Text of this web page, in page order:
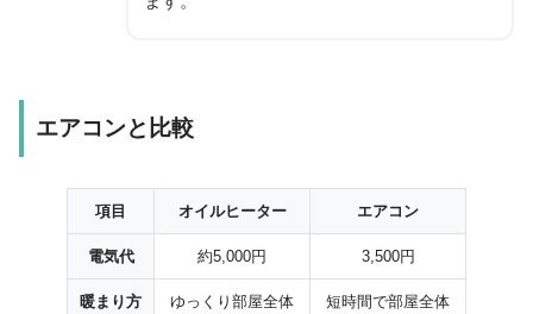
エアコンと比較
項目 オイルヒーター エアコン
電気代 約5,000円 3,500円
暖まり方 ゆっくり部屋全体 短時間で部屋全体